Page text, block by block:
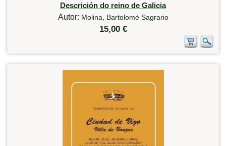
Descrición do reino de Galicia
Autor: Molina, Bartolomé Sagrario
15,00 €